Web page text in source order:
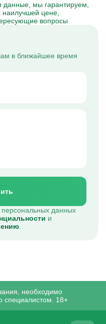
данные, мы гарантируем,
цене,
вопросы
в ближайшее время
данных
и
необходимо
специалистом. 18+